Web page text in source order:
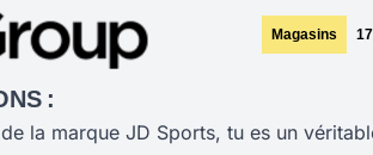
Magasins
:
la marque JD Sports, tu es un